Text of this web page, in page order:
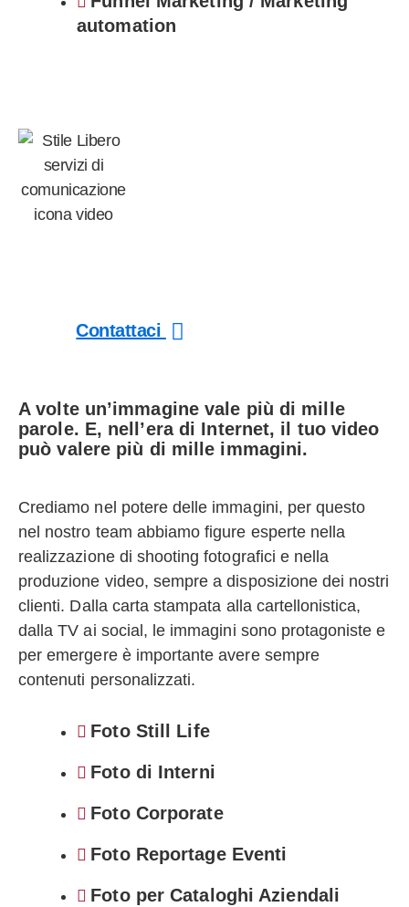
automation
Contattaci
A volte un’immagine vale più di mille
parole. E, nell’era di Internet, il tuo video
può valere più di mille immagini.
Crediamo nel potere delle immagini, per questo
nel nostro team abbiamo figure esperte nella
realizzazione di shooting fotografici e nella
produzione video, sempre a disposizione dei nostri
clienti. Dalla carta stampata alla cartellonistica,
dalla TV ai social, le immagini sono protagoniste e
per emergere è importante avere sempre
contenuti personalizzati.
Foto Still Life
Foto di Interni
Foto Corporate
Foto Reportage Eventi
Foto per Cataloghi Aziendali